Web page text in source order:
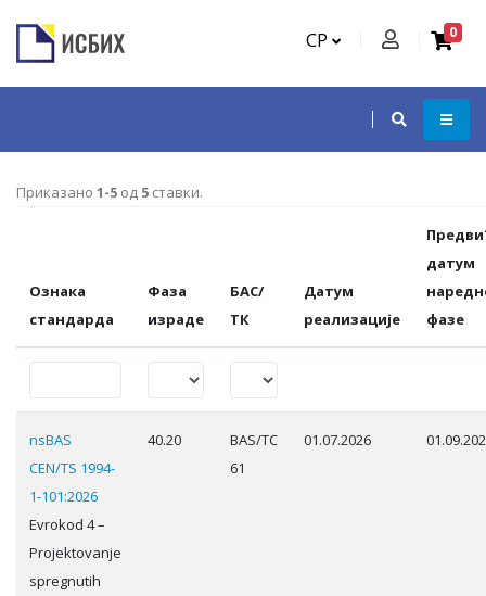
СР 0
Приказано 1-5 од 5 ставки.
Ознака
стандарда
Фаза
израде
БАС/
ТК
Датум
реализације
датум
фазе
nsBAS
CEN/TS 1994-
1-101:2026
Evrokod 4 –
Projektovanje
spregnutih
40.20
BAS/TC
61
01.07.2026